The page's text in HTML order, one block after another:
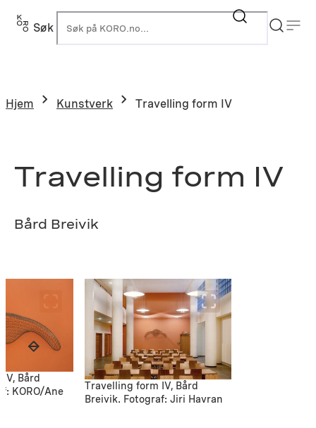
Hopp
Søk
Hjem Kunstverk Travelling form IV
Travelling form IV
Bård Breivik
Bård
KORO/Ane
Travelling form IV, Bård
Breivik. Fotograf: Jiri Havran